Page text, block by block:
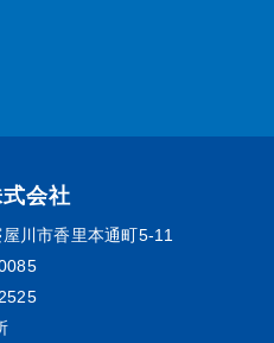
会社
川市香里本通町5-11